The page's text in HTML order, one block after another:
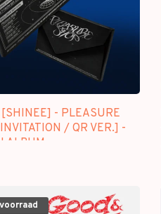
- PLEASURE
/ QR VER.] -
ALBUM